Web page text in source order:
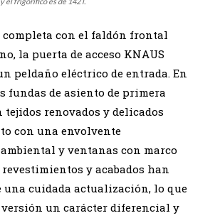
completa con el faldón frontal
la puerta de acceso KNAUS
peldaño eléctrico de entrada. En
fundas de asiento de primera
renovados y delicados
con una envolvente
y ventanas con marco
revestimientos y acabados han
una cuidada actualización, lo que
versión un carácter diferencial y